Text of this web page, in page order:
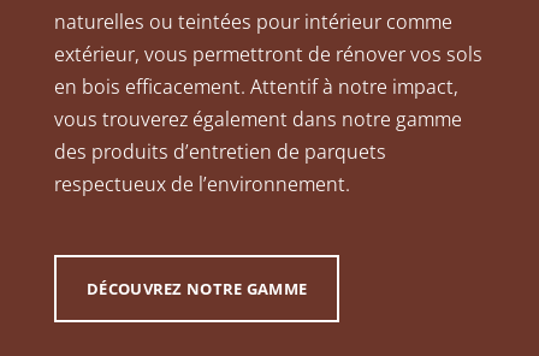
naturelles ou teintées pour intérieur comme
extérieur, vous permettront de rénover vos sols
en bois efficacement. Attentif à notre impact,
vous trouverez également dans notre gamme
des produits d’entretien de parquets
respectueux de l’environnement.
DÉCOUVREZ NOTRE GAMME